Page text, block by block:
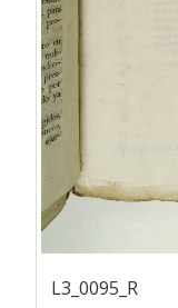
L3_0095_R